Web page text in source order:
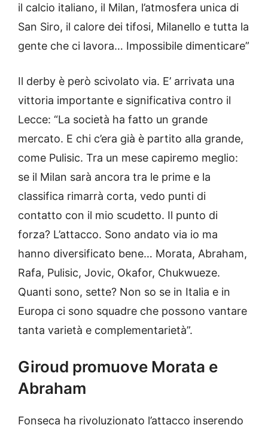
il calcio italiano, il Milan, l’atmosfera unica di
San Siro, il calore dei tifosi, Milanello e tutta la
gente che ci lavora… Impossibile dimenticare”
Il derby è però scivolato via. E’ arrivata una
vittoria importante e significativa contro il
Lecce: “La società ha fatto un grande
mercato. E chi c’era già è partito alla grande,
come Pulisic. Tra un mese capiremo meglio:
se il Milan sarà ancora tra le prime e la
classifica rimarrà corta, vedo punti di
contatto con il mio scudetto. Il punto di
forza? L’attacco. Sono andato via io ma
hanno diversificato bene… Morata, Abraham,
Rafa, Pulisic, Jovic, Okafor, Chukwueze.
Quanti sono, sette? Non so se in Italia e in
Europa ci sono squadre che possono vantare
tanta varietà e complementarietà”.
Giroud promuove Morata e
Abraham
Fonseca ha rivoluzionato l’attacco inserendo